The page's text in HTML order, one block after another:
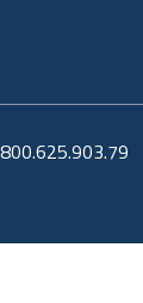
800.625.903.79